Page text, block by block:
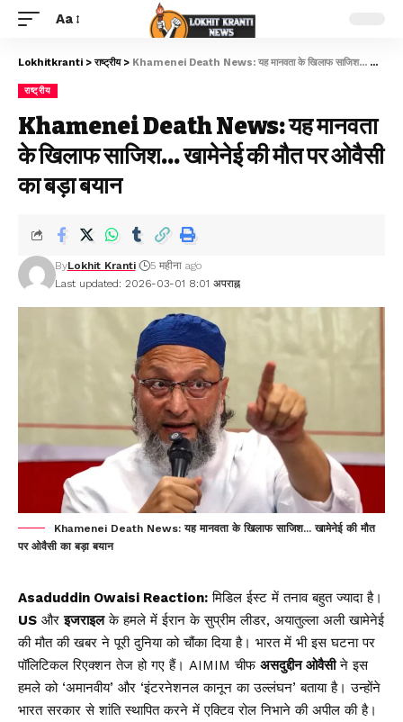
Aa
Lokhitkranti >राष्ट्रीय> Khamenei Death News: यह मानवता के खिलाफ साजिश… खामेनेई की मौत पर ओवैसी का बड़ा बयान
राष्ट्रीय
Khamenei Death News: यह मानवता
के खिलाफ साजिश… खामेनेई की मौत पर ओवैसी
का बड़ा बयान
Last updated: 2026-03-01 8:01 अपराह्न
ByLokhit Kranti 5 महीना ago
Khamenei Death News: यह मानवता के खिलाफ साजिश... खामेनेई की मौत
पर ओवैसी का बड़ा बयान
Asaduddin Owaisi Reaction: मिडिल ईस्ट में तनाव बहुत ज्यादा है।
US औरइजराइलके हमले में ईरान के सुप्रीम लीडर, अयातुल्ला अली खामेनेई
की मौत की खबर ने पूरी दुनिया को चौंका दिया है। भारत में भी इस घटना पर
पॉलिटिकल रिएक्शन तेज हो गए हैं। AIMIM चीफ असदुद्दीन ओवैसीने इस
हमले को ‘अमानवीय’ और ‘इंटरनेशनल कानून का उल्लंघन’ बताया है। उन्होंने
भारत सरकार से शांति स्थापित करने में एक्टिव रोल निभाने की अपील की है।